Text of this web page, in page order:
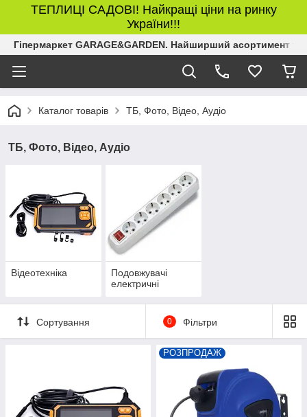
ТЕПЛИЦІ САДОВІ! Найкращі ціни на ринку
України!!!
Гіпермаркет GARAGE&GARDEN. Найширший асортимент
Каталог товарів ТБ, Фото, Відео, Аудіо
ТБ, Фото, Відео, Аудіо
Відеотехніка
Подовжувачі
електричні
Сортування 0 Фільтри
РОЗПРОДАЖ